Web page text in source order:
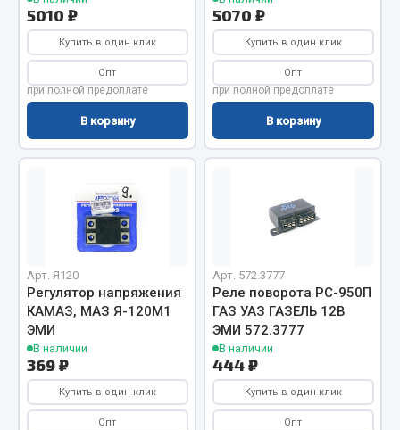
Весь раздел
Запчасти МАЗ
Система питания
Подвеска
Окно ветровое
Двигатель
Показать ещё
Весь раздел
Запчасти Урал
5010 ₽
Купить в один клик
Опт
при полной предоплате
В корзину
5070 ₽
Купить в один клик
Опт
при полной предоплате
В корзину
Арт. Я120
Регулятор напряжения
КАМАЗ, МАЗ Я-120М1
ЭМИ
В наличии
369 ₽
Купить в один клик
Опт
Арт. 572.3777
Реле поворота РС-950П
ГАЗ УАЗ ГАЗЕЛЬ 12В
ЭМИ 572.3777
В наличии
444 ₽
Купить в один клик
Опт